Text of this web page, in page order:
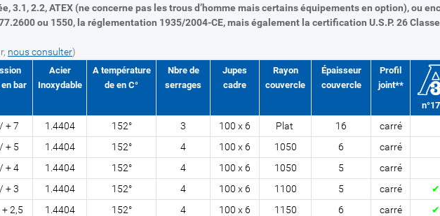
3.1, 2.2, ATEX (ne concerne pas les trous d’homme mais certains équipements en option), ou
ou 1550, la réglementation 1935/2004-CE, mais également la certification U.S.P. 26
nous consulter)
bar
Acier
Inoxydable
A température
de en C°
Nbre de
serrages
Jupes
cadre
Rayon
couvercle
Épaisseur
couvercle
Profil
joint**
+ 7 1.4404 152° 3 100 x 6 Plat 16
carré
+ 5 1.4404 152° 4 100 x 6 1050 6
carré
+ 4 1.4404 152° 4 100 x 6 1050 5
carré
+ 3 1.4404 152° 4 100 x 6 1100 5 carré
✔
2,5 1.4404 152° 4 100 x 6 1150 6 carré
✔